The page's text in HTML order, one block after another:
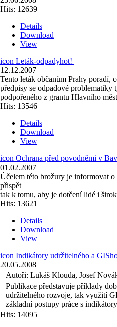
Hits: 12639
Details
Download
View
Leták-odpadyhot!
12.12.2007
Tento leták občanům Prahy poradí,
předpisy se odpadové
podpořeného z grantu Hlavního
Hits: 13546
Details
Download
View
Ochrana před povodněmi v
01.02.2007
Účelem této brožury je informovat
přispět
tak k tomu, aby je dotčení lidé i
Hits: 13621
Details
Download
View
Indikátory udržitelného a GIS
20.05.2008
Autoři: Lukáš Klouda, Josef
Publikace představuje příklady
udržitelného rozvoje, tak využití
základní postupy práce s
Hits: 14095